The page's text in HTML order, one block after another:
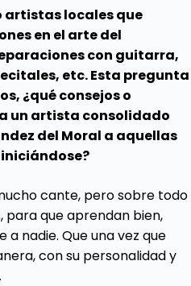
artistas locales que
en el arte del
con guitarra,
etc. Esta pregunta
¿qué consejos o
un artista consolidado
del Moral a aquellas
cante, pero sobre todo
para que aprendan bien,
nadie. Que una vez que
con su personalidad y